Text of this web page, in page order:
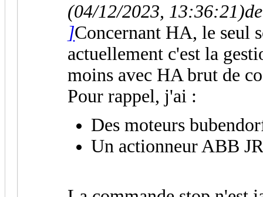
(04/12/2023, 13:36:21)
]Concernant HA, le seul
actuellement c'est la
moins avec HA brut de
Pour rappel, j'ai :
Des moteurs
Un actionneur ABB